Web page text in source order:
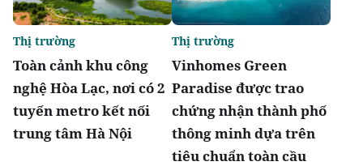
Toàn cảnh khu công
nghệ Hòa Lạc, nơi có 2
tuyến metro kết nối
trung tâm Hà Nội
Thị trường
Vinhomes Green
Paradise được trao
chứng nhận thành phố
thông minh dựa trên
tiêu chuẩn toàn cầu
Thị trường